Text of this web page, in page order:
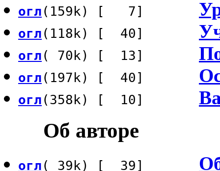
огл(159k) [ 7]
огл(118k) [ 40]
огл( 70k) [ 13]
огл(197k) [ 40]
огл(358k) [ 10]
Об авторе
огл( 39k) [ 39]